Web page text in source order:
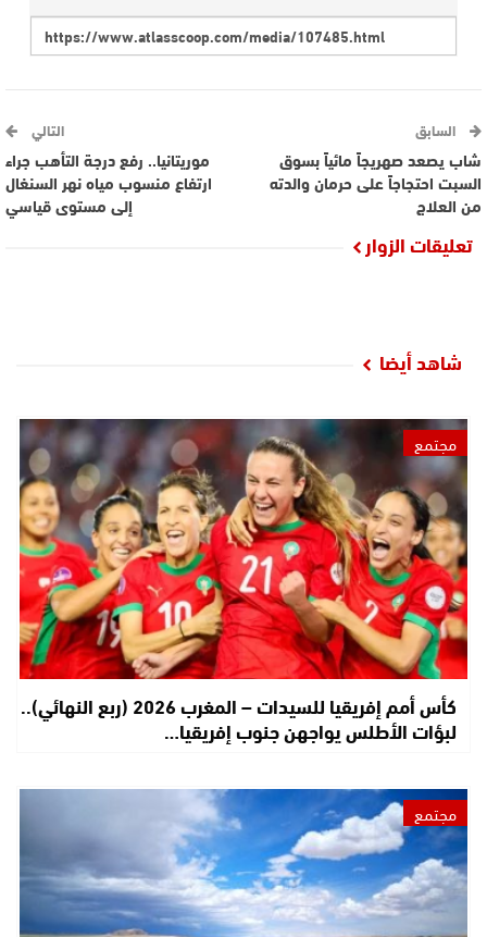
السابق
شاب يصعد صهريجاً مائياً بسوق
السبت احتجاجاً على حرمان والدته
من العلاج
التالي
موريتانيا.. رفع درجة التأهب جراء
ارتفاع منسوب مياه نهر السنغال
إلى مستوى قياسي
تعليقات الزوار
شاهد أيضا
مجتمع
كأس أمم إفريقيا للسيدات – المغرب 2026 (ربع النهائي)..
لبؤات الأطلس يواجهن جنوب إفريقيا…
مجتمع